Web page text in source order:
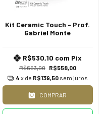
Kit Ceramic Touch - Prof.
Gabriel Monte
R$653,00 R$558,00
R$530,10 com Pix
4 x de R$139,50 sem juros
COMPRAR